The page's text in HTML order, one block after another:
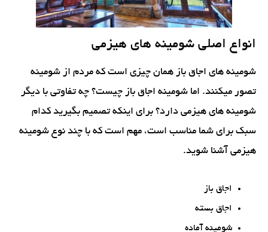
انواع اصلی شومینه های هیزمی
شومینه های اجاق باز همان چیزی است که مردم از شومینه
تصور میکنند. اما شومینه اجاق باز چیست؟ چه تفاوتی با دیگر
شومینه های هیزمی دارد؟ برای اینکه تصمیم بگیرید کدام
سبک برای شما مناسب است، مهم است که با چند نوع شومینه
هیزمی آشنا شوید.
اجاق باز
اجاق بسته
شومینه آماده